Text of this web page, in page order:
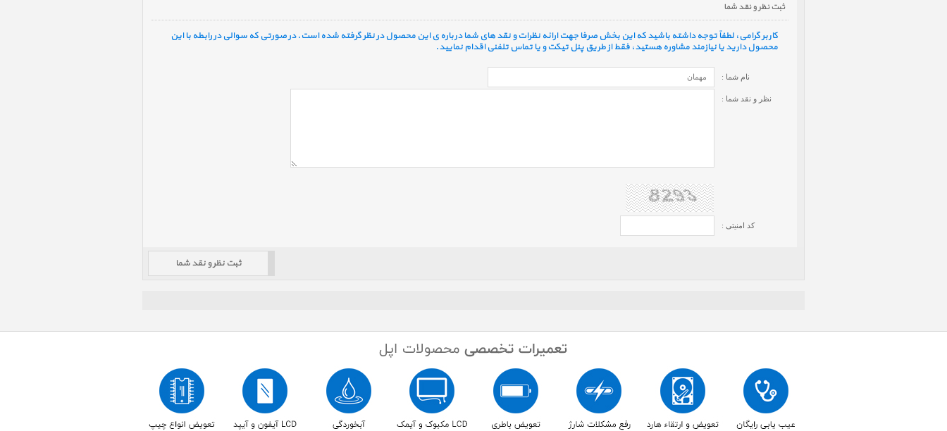
ثبت نظر و نقد شما
کاربر گرامی، لطفاً توجه داشته باشید که این بخش صرفا جهت ارائه نظرات و نقد های شما درباره ی این محصول در نظر گرفته شده است. در صورتی که سوالی در رابطه با این
محصول دارید یا نیازمند مشاوره هستید، فقط از طریق پنل تیکت و یا تماس تلفنی اقدام نمایید.
نام شما :
نظر و نقد شما :
کد امنیتی :